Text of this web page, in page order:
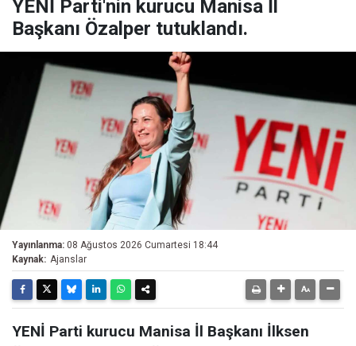
YENİ Parti'nin kurucu Manisa İl
Başkanı Özalper tutuklandı.
Yayınlanma: 08 Ağustos 2026 Cumartesi 18:44
Kaynak: Ajanslar
YENİ Parti kurucu Manisa İl Başkanı İlksen